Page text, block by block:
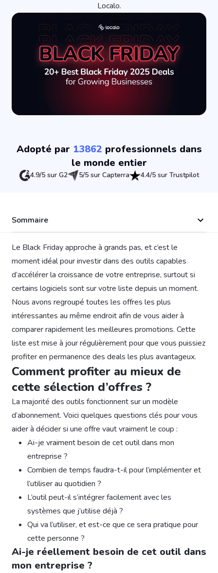
Localo.
Adopté par 13862 professionnels dans
le monde entier
4.9/5 sur G2 5/5 sur Capterra 4.4/5 sur Trustpilot
Sommaire
Le Black Friday approche à grands pas, et c’est le
moment idéal pour investir dans des outils capables
d’accélérer la croissance de votre entreprise, surtout si
certains logiciels sont sur votre liste depuis un moment.
Nous avons regroupé toutes les offres les plus
intéressantes au même endroit afin de vous aider à
comparer rapidement les meilleures promotions. Cette
liste est mise à jour régulièrement pour que vous puissiez
profiter en permanence des deals les plus avantageux.
Comment profiter au mieux de
cette sélection d’offres ?
La majorité des outils fonctionnent sur un modèle
d’abonnement. Voici quelques questions clés pour vous
aider à décider si une offre vaut vraiment le coup :
Ai-je vraiment besoin de cet outil dans mon
entreprise ?
Combien de temps faudra-t-il pour l’implémenter et
l’utiliser au quotidien ?
L’outil peut-il s’intégrer facilement avec les
systèmes que j’utilise déjà ?
Qui va l’utiliser, et est-ce que ce sera pratique pour
cette personne ?
Ai-je réellement besoin de cet outil dans
mon entreprise ?